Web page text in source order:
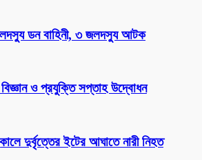
ডন বাহিনী, ৩ জলদস্যু আটক
বিজ্ঞান ও প্রযুক্তি সপ্তাহ উদ্বোধন
দুর্বৃত্তের ইটের আঘাতে নারী নিহত